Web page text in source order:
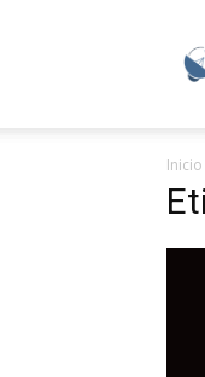
Sur
Inicio